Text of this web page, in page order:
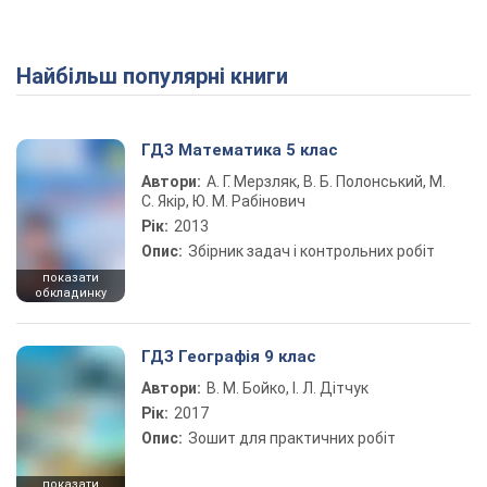
Найбільш популярні книги
показати
обкладинку
ГДЗ Математика 5 клас
Автори: А. Г. Мерзляк, В. Б. Полонський, М.
С. Якір, Ю. М. Рабінович
Рік: 2013
Опис: Збірник задач і контрольних робіт
ГДЗ Географія 9 клас
Автори: В. М. Бойко, І. Л. Дітчук
Рік: 2017
Опис: Зошит для практичних робіт